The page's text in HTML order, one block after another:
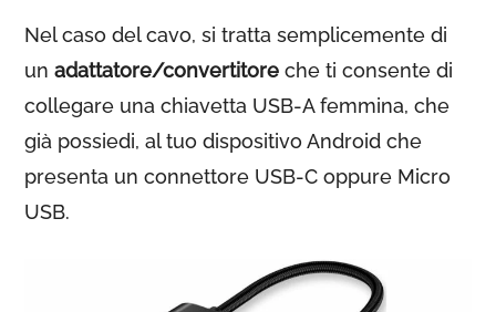
Nel caso del cavo, si tratta semplicemente di
unadattatore/convertitore che ti consente di
collegare una chiavetta USB-A femmina, che
già possiedi, al tuo dispositivo Android che
presenta un connettore USB-C oppure Micro
USB.